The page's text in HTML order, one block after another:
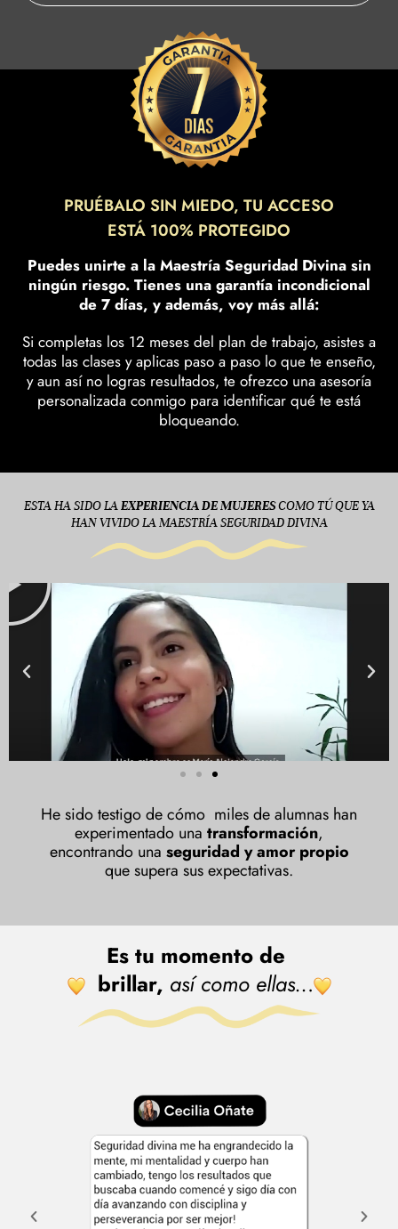
PRUÉBALO SIN MIEDO, TU ACCESO
ESTÁ 100% PROTEGIDO
Puedes unirte a la Maestría Seguridad Divina sin
ningún riesgo. Tienes una garantía incondicional
de 7 días, y además, voy más allá:
Si completas los 12 meses del plan de trabajo, asistes a
todas las clases y aplicas paso a paso lo que te enseño,
y aun así no logras resultados, te ofrezco una asesoría
personalizada conmigo para identificar qué te está
bloqueando.
ESTA HA SIDO LAEXPERIENCIA DE MUJERESCOMO TÚ QUE YA
HAN VIVIDO LA MAESTRÍA SEGURIDAD DIVINA
He sido testigo de cómo miles de alumnas han
experimentado una transformación,
encontrando una seguridad y amor propio
que supera sus expectativas.
Es tu momento de
brillar, así como ellas...